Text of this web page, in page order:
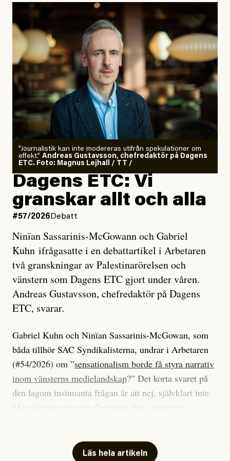
”Journalistik kan inte modereras utifrån spekulationer om
effekt.” Andreas Gustavsson, chefredaktör på Dagens
ETC. Foto: Magnus Lejhall / TT /
Dagens ETC: Vi
granskar allt och alla
#57/2026 Debatt
Ninïan Sassarinis-McGowann och Gabriel
Kuhn ifrågasatte i en debattartikel i Arbetaren
två granskningar av Palestinarörelsen och
vänstern som Dagens ETC gjort under våren.
Andreas Gustavsson, chefredaktör på Dagens
ETC, svarar.
Gabriel Kuhn och Ninïan Sassarinis-McGowan, som
båda tillhör SAC Syndikalisterna, undrar i Arbetaren
(#54/2026) om ”sensationalism borde få styra narrativ
inom vänsterns medielandskap?” Det korta svaret på
den lagom insinuanta frågan är att nej, självklart inte.
Men däremot tror jag fler inom detta vänsterns
journalistik som vänder sig till många snarare än att
Läs hela artikeln